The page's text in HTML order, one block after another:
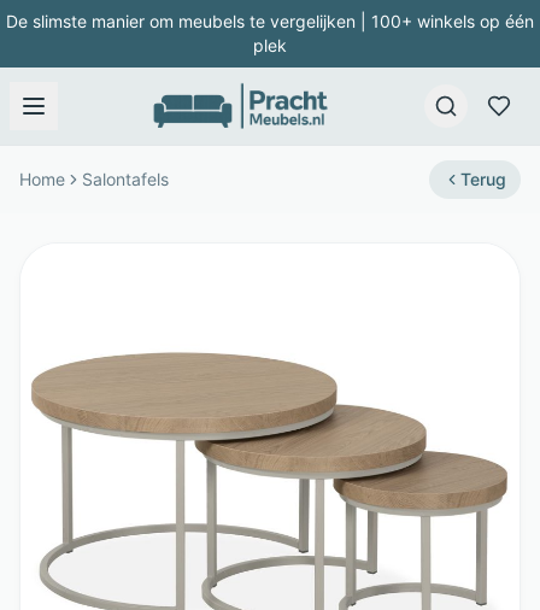
De slimste manier om meubels te vergelijken | 100+ winkels op één
plek
Home Salontafels Terug